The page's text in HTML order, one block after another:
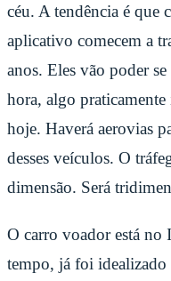
céu. A tendência é que
aplicativo comecem a
anos. Eles vão poder
hora, algo
hoje. Haverá aerovias
desses veículos. O
dimensão. Será
O carro voador está
tempo, já foi idealizado